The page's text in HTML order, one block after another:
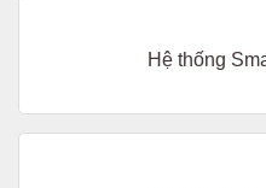
Hệ thống